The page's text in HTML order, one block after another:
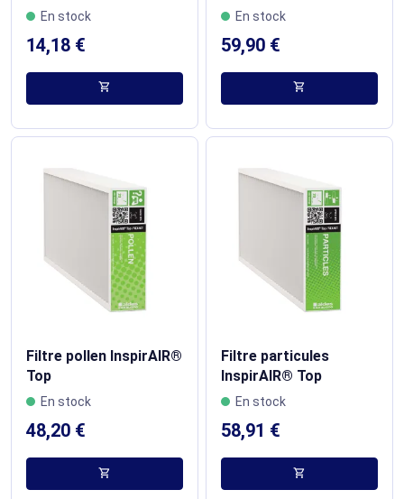
En stock
14,18 €
shopping_cart
En stock
59,90 €
shopping_cart
Filtre pollen InspirAIR®
Top
En stock
48,20 €
shopping_cart
Filtre particules
InspirAIR® Top
En stock
58,91 €
shopping_cart